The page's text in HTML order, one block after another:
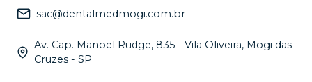
sac@dentalmedmogi.com.br
Av. Cap. Manoel Rudge, 835 - Vila Oliveira, Mogi das
Cruzes - SP